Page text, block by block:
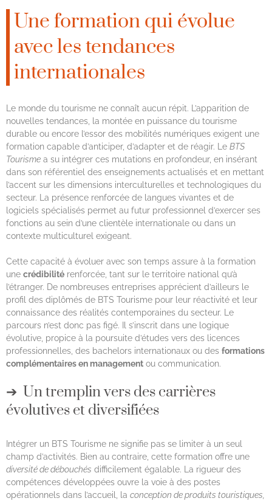
Une formation qui évolue
avec les tendances
internationales
Le monde du tourisme ne connaît aucun répit. L’apparition de
nouvelles tendances, la montée en puissance du tourisme
durable ou encore l’essor des mobilités numériques exigent une
formation capable d’anticiper, d’adapter et de réagir. Le BTS
Tourisme a su intégrer ces mutations en profondeur, en insérant
dans son référentiel des enseignements actualisés et en mettant
l’accent sur les dimensions interculturelles et technologiques du
secteur. La présence renforcée de langues vivantes et de
logiciels spécialisés permet au futur professionnel d’exercer ses
fonctions au sein d’une clientèle internationale ou dans un
contexte multiculturel exigeant.
Cette capacité à évoluer avec son temps assure à la formation
une crédibilité renforcée, tant sur le territoire national qu’à
l’étranger. De nombreuses entreprises apprécient d’ailleurs le
profil des diplômés de BTS Tourisme pour leur réactivité et leur
connaissance des réalités contemporaines du secteur. Le
parcours n’est donc pas figé. Il s’inscrit dans une logique
évolutive, propice à la poursuite d’études vers des licences
professionnelles, des bachelors internationaux ou des formations
complémentaires en management ou communication.
Un tremplin vers des carrières
évolutives et diversifiées
Intégrer un BTS Tourisme ne signifie pas se limiter à un seul
champ d’activités. Bien au contraire, cette formation offre une
diversité de débouchés difficilement égalable. La rigueur des
compétences développées ouvre la voie à des postes
opérationnels dans l’accueil, la conception de produits touristiques,